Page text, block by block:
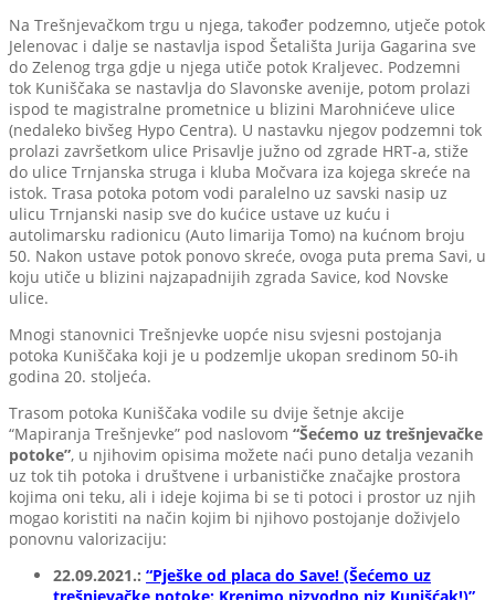
Na Trešnjevačkom trgu u njega, također podzemno, utječe potok
Jelenovac i dalje se nastavlja ispod Šetališta Jurija Gagarina sve
do Zelenog trga gdje u njega utiče potok Kraljevec. Podzemni
tok Kuniščaka se nastavlja do Slavonske avenije, potom prolazi
ispod te magistralne prometnice u blizini Marohnićeve ulice
(nedaleko bivšeg Hypo Centra). U nastavku njegov podzemni tok
prolazi završetkom ulice Prisavlje južno od zgrade HRT-a, stiže
do ulice Trnjanska struga i kluba Močvara iza kojega skreće na
istok. Trasa potoka potom vodi paralelno uz savski nasip uz
ulicu Trnjanski nasip sve do kućice ustave uz kuću i
autolimarsku radionicu (Auto limarija Tomo) na kućnom broju
50. Nakon ustave potok ponovo skreće, ovoga puta prema Savi, u
koju utiče u blizini najzapadnijih zgrada Savice, kod Novske
ulice.
Mnogi stanovnici Trešnjevke uopće nisu svjesni postojanja
potoka Kuniščaka koji je u podzemlje ukopan sredinom 50-ih
godina 20. stoljeća.
Trasom potoka Kuniščaka vodile su dvije šetnje akcije
“Mapiranja Trešnjevke” pod naslovom “Šećemo uz trešnjevačke
potoke”, u njihovim opisima možete naći puno detalja vezanih
uz tok tih potoka i društvene i urbanističke značajke prostora
kojima oni teku, ali i ideje kojima bi se ti potoci i prostor uz njih
mogao koristiti na način kojim bi njihovo postojanje doživjelo
ponovnu valorizaciju:
22.09.2021.: “Pješke od placa do Save! (Šećemo uz